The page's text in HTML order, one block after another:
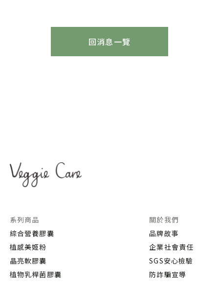
回消息一覽
系列商品
綜合營養膠囊
植感美姬粉
晶亮軟膠囊
植物乳桿菌膠囊
關於我們
品牌故事
企業社會責任
SGS安心檢驗
防詐騙宣導